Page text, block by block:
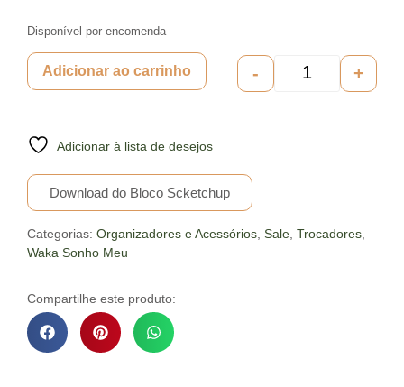
Disponível por encomenda
- +
Adicionar ao carrinho
Adicionar à lista de desejos
Download do Bloco Scketchup
Categorias: Organizadores e Acessórios Sale Trocadores
Waka Sonho Meu
Compartilhe este produto: